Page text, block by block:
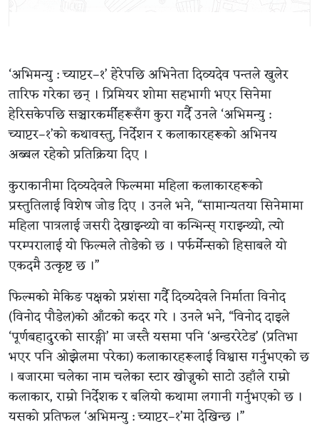
‘अभिमन्यु : च्याप्टर–१’ हेरेपछि अभिनेता दिव्यदेव पन्तले खुलेर
तारिफ गरेका छन् । प्रिमियर शोमा सहभागी भएर सिनेमा
हेरिसकेपछि सञ्चारकर्मीहरूसँग कुरा गर्दै उनले ‘अभिमन्यु :
च्याप्टर–१’को कथावस्तु, निर्देशन र कलाकारहरूको अभिनय
अब्बल रहेको प्रतिक्रिया दिए ।
कुराकानीमा दिव्यदेवले फिल्ममा महिला कलाकारहरूको
प्रस्तुतिलाई विशेष जोड दिए । उनले भने, “सामान्यतया सिनेमामा
महिला पात्रलाई जसरी देखाइन्थ्यो वा कन्भिन्स् गराइन्थ्यो, त्यो
परम्परालाई यो फिल्मले तोडेको छ । पर्फर्मेन्सको हिसाबले यो
एकदमै उत्कृष्ट छ ।”
फिल्मको मेकिङ पक्षको प्रशंसा गर्दै दिव्यदेवले निर्माता विनोद
(विनोद पौडेल)को आँटको कदर गरे । उनले भने, “विनोद दाइले
‘पूर्णबहादुरको सारङ्गी’ मा जस्तै यसमा पनि ‘अन्डररेटेड’ (प्रतिभा
भएर पनि ओझेलमा परेका) कलाकारहरूलाई विश्वास गर्नुभएको छ
। बजारमा चलेका नाम चलेका स्टार खोज्नुको साटो उहाँले राम्रो
कलाकार, राम्रो निर्देशक र बलियो कथामा लगानी गर्नुभएको छ ।
यसको प्रतिफल ‘अभिमन्यु : च्याप्टर–१’मा देखिन्छ ।”